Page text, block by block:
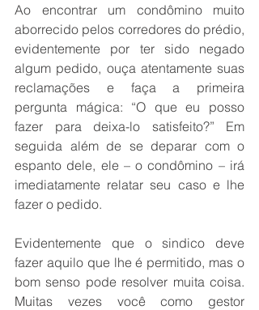
Ao encontrar um con­dômino muito
aborrecido pelos corredores do pré­dio,
evidentemente por ter sido negado
algum pedido, ouça atentamente suas
re­clamações e faça a primeira
pergunta mágica: “O que eu posso
fazer para deixa-lo sa­tisfeito?” Em
seguida além de se deparar com o
espanto dele, ele – o condômino – irá
imediatamente relatar seu caso e lhe
fazer o pedido.
Evidentemente que o sin­dico deve
fazer aquilo que lhe é permitido, mas o
bom sen­so pode resolver muita coisa.
Muitas vezes você como ges­tor